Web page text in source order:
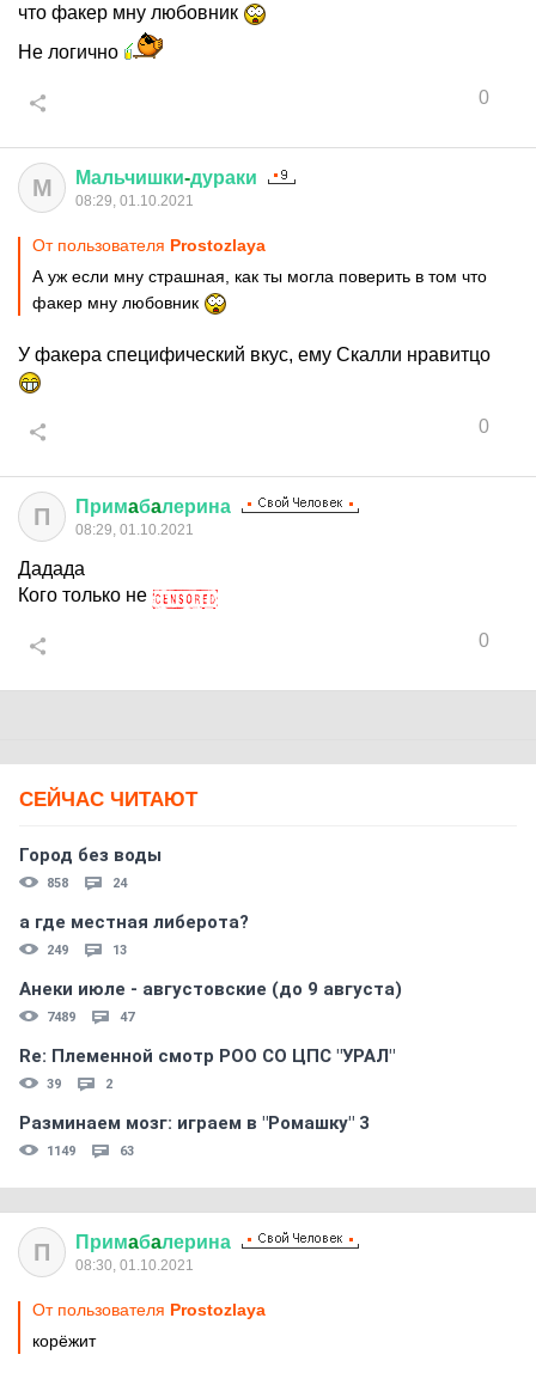
что факер мну любовник
Не логично
0
М Мальчишки-дураки
08:29, 01.10.2021
От пользователя Prostozlaya
А уж если мну страшная, как ты могла поверить в том что
факер мну любовник
У факера специфический вкус, ему Скалли нравитцо
0
П Примaбaлерина
08:29, 01.10.2021
Дадада
Кого только не
0
СЕЙЧАС ЧИТАЮТ
Город без воды
858 24
а где местная либерота?
249 13
Анеки июле - августовские (до 9 августа)
7489 47
Re: Племеннoй смoтр РOO CO ЦПС "УРАЛ"
39 2
Разминаем мозг: играем в "Ромашку" 3
1149 63
П Примaбaлерина
08:30, 01.10.2021
От пользователя Prostozlaya
корёжит